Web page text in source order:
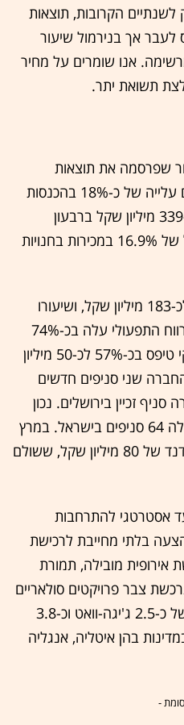
הקרובות, תוצאות
לעבר אך בנירמול שיעור
אנו שומרים על מחיר
שפרסמה את תוצאות
הרבעון הראשון של 2026, עם עלייה של כ-18% בהכנסות
לכ-401 מיליון שקל, לעומת כ-339 מיליון שקל ברבעון
המקביל. החברה רשמה גידול של 16.9% במכירות בחנויות
הרווח הגולמי צמח בכ-28% לכ-183 מיליון שקל, ושיעורו
עלה ל-45.6% מההכנסות. הרווח התפעולי עלה בכ-74%
לכ-77 מיליון שקל, והרווח הנקי טיפס בכ-57% לכ-50 מיליון
שני סניפים חדשים
זכיין בירושלים. נכון
למועד פרסום הדוח היא מפעילה 64 סניפים בישראל. במרץ
אישר הדירקטוריון חלוקת דיבידנד של 80 מיליון שקל, ששולם
צעד אסטרטגי להתרחבות
בלתי מחייבת לרכישת
אירופית מובילה, תמורת
הנרכשת צבר פרויקטים סולאריים
ופרויקטי אגירה בהספק כולל של כ-2.5 ג'יגה-וואט וכ-3.8
בהן איטליה, אנגליה
-